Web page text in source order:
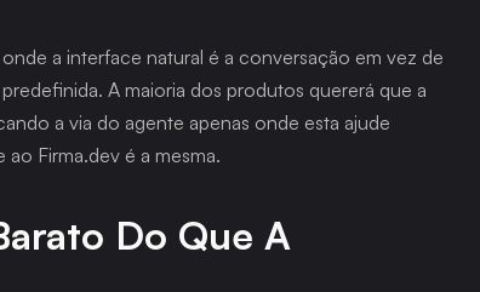
a interface natural é a conversação em vez de
A maioria dos produtos quererá que a
a via do agente apenas onde esta ajude
Firma.dev é a mesma.
Do Que A